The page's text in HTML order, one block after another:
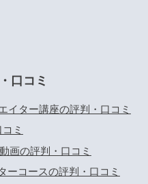
口コミ
イター講座の評判・口コミ
ミ
画の評判・口コミ
ーコースの評判・口コミ